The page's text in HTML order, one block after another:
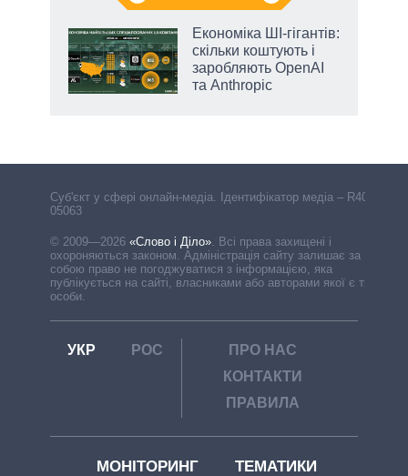
Економіка ШІ-гігантів:
скільки коштують і
заробляють OpenAI
та Anthropic
Cуб'єкт у сфері онлайн-медіа. Ідентифікатор медіа – R40-
05063
© 2009—2026 «Слово і Діло»
Всі права захищені і
охороняються законом. Адміністрація сайту залишає за
собою право не погоджуватися з інформацією, яка
публікується на сайті, власниками або авторами якої є треті
особи.
УКР РОС
ПРО НАС
КОНТАКТИ
ПРАВИЛА
МОНІТОРИНГ ТЕМАТИКИ